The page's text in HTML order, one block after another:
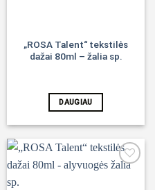
„ROSA Talent“ tekstilės
dažai 80ml – žalia sp.
DAUGIAU